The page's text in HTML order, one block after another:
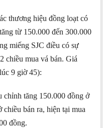
thương hiệu đồng loạt có
từ 150.000 đến 300.000
miếng SJC điều có sự
chiều mua vá bán. Giá
9 giờ 45):
tăng 150.000 đồng ở
bán ra, hiện tại mua
đồng.